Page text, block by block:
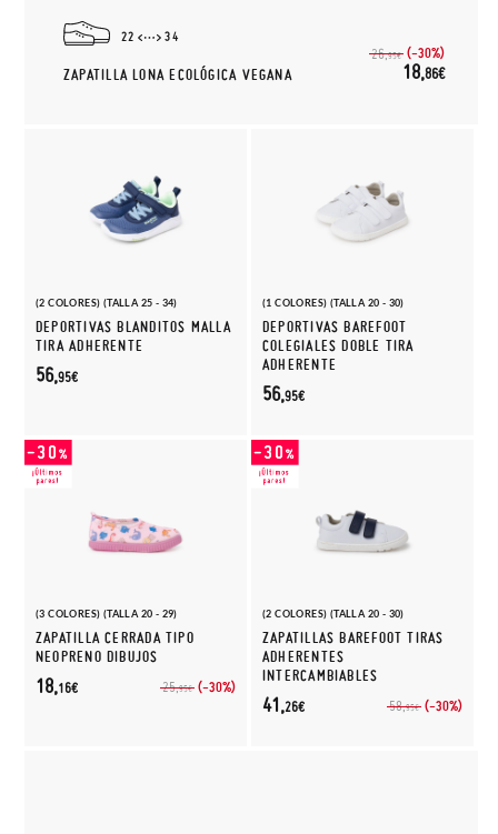
22 34
ZAPATILLA LONA ECOLÓGICA VEGANA
26,95€ (-30%)
18,86€
(2 COLORES) (TALLA 25 - 34)
DEPORTIVAS BLANDITOS MALLA
TIRA ADHERENTE
56,95€
(1 COLORES) (TALLA 20 - 30)
DEPORTIVAS BAREFOOT
COLEGIALES DOBLE TIRA
ADHERENTE
56,95€
(3 COLORES) (TALLA 20 - 29)
ZAPATILLA CERRADA TIPO
NEOPRENO DIBUJOS
25,95€ (-30%)
18,16€
(2 COLORES) (TALLA 20 - 30)
ZAPATILLAS BAREFOOT TIRAS
ADHERENTES
INTERCAMBIABLES
58,95€ (-30%)
41,26€